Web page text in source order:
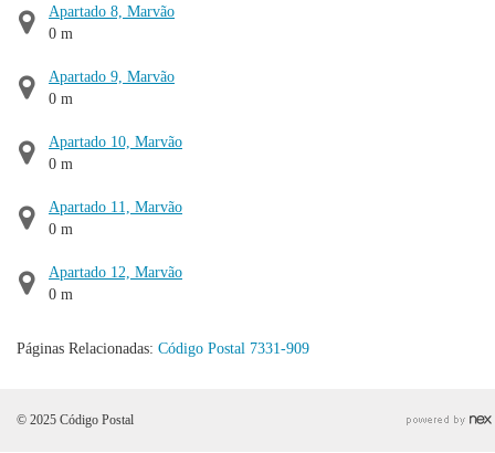
Apartado 8, Marvão
0 m
Apartado 9, Marvão
0 m
Apartado 10, Marvão
0 m
Apartado 11, Marvão
0 m
Apartado 12, Marvão
0 m
Páginas Relacionadas: Código Postal 7331-909
© 2025 Código Postal